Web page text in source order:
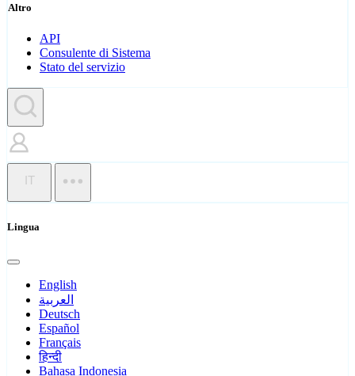
Altro
API
Consulente di Sistema
Stato del servizio
IT
Lingua
English
العربية
Deutsch
Español
Français
हिन्दी
Bahasa Indonesia